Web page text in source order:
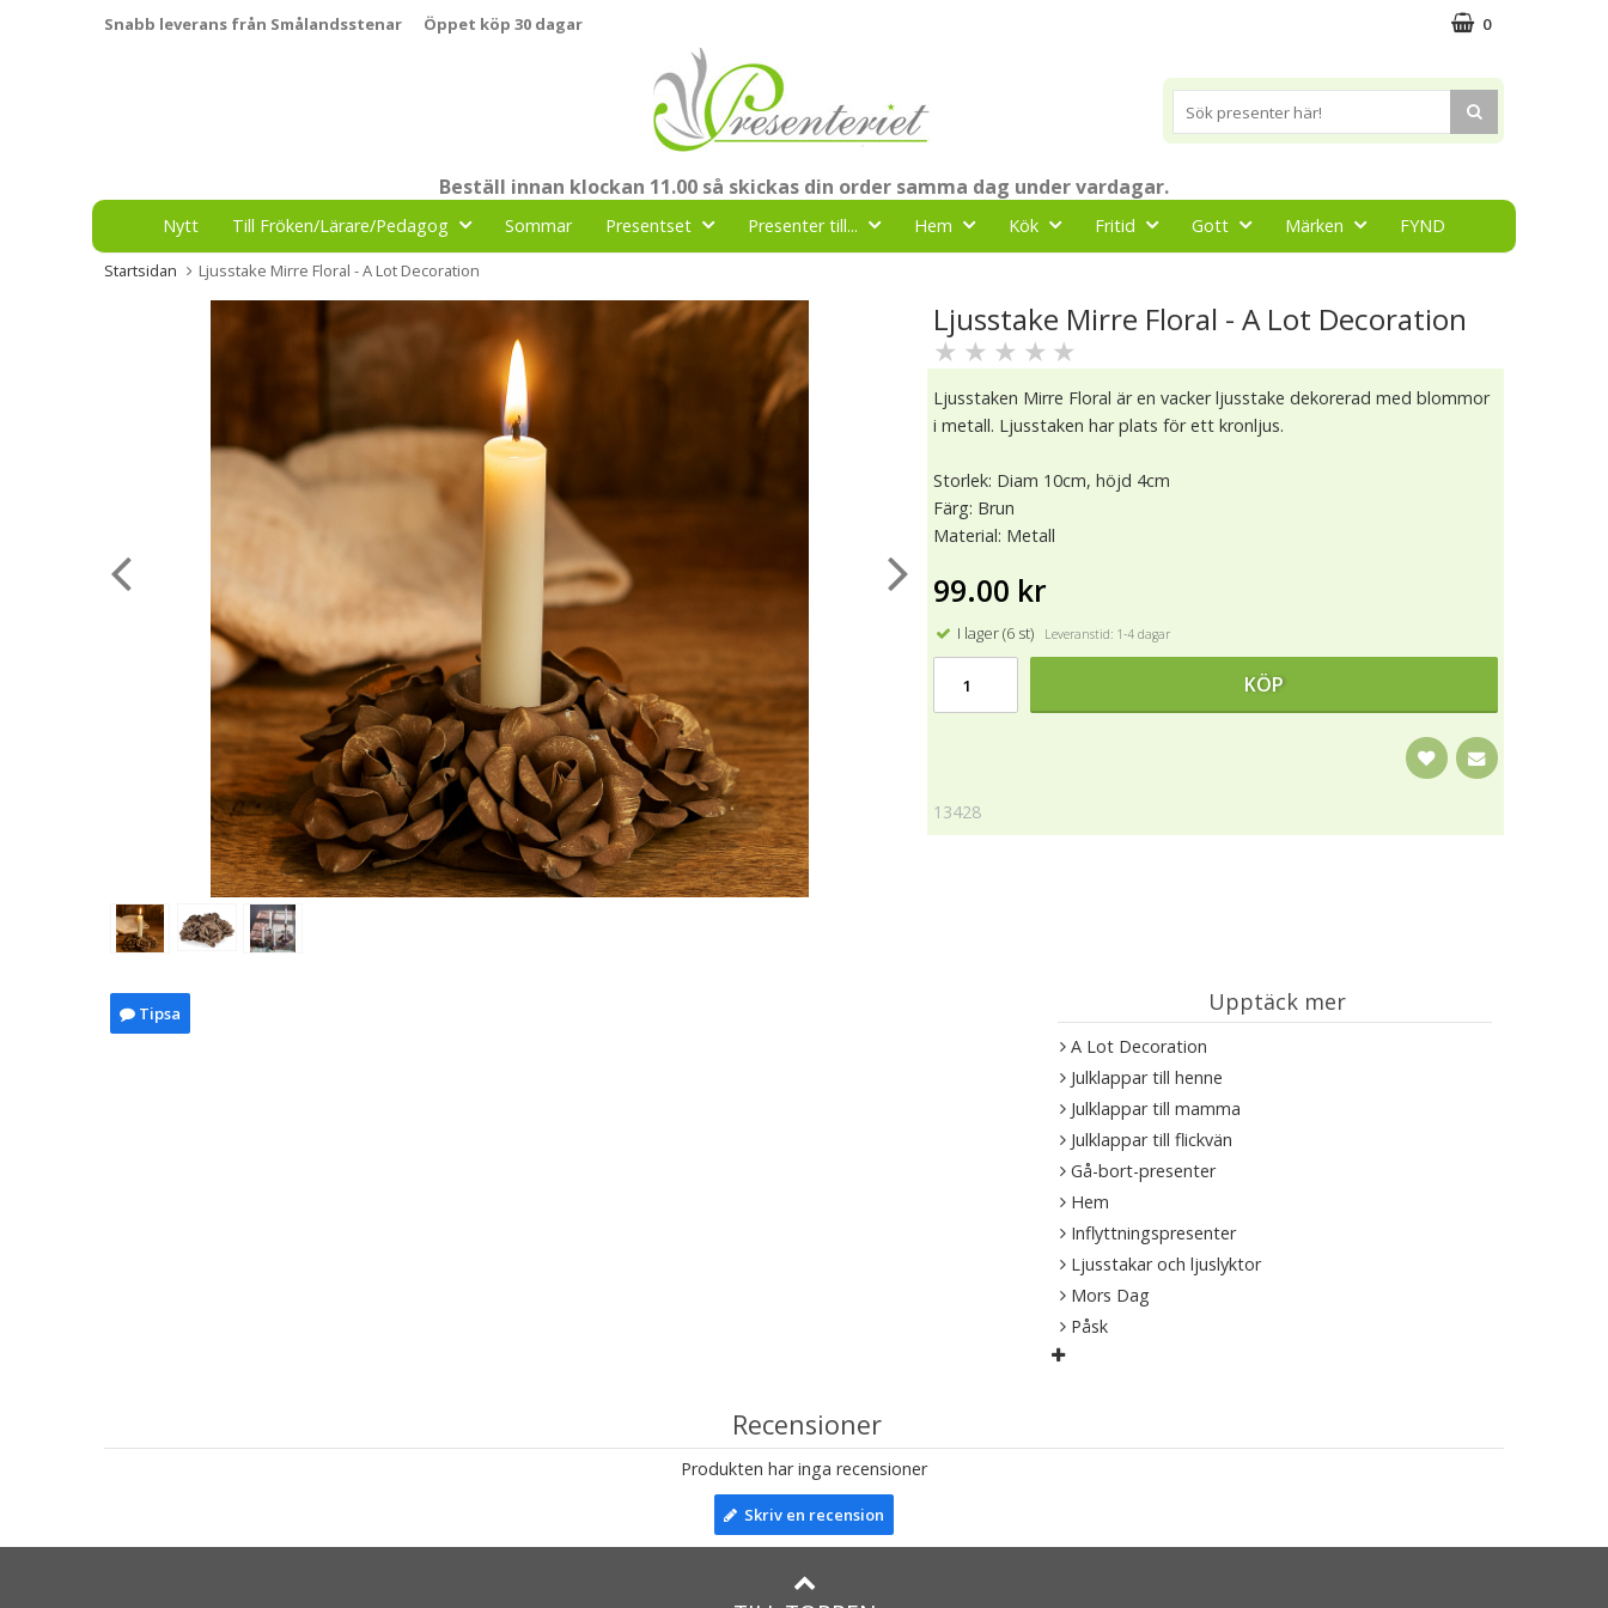
Snabb leverans från Smålandsstenar Öppet köp 30 dagar 0
Beställ innan klockan 11.00 så skickas din order samma dag under vardagar.
Nytt Till Fröken/Lärare/Pedagog Sommar Presentset Presenter till... Hem Kök Fritid Gott Märken FYND
Startsidan Ljusstake Mirre Floral - A Lot Decoration
Ljusstake Mirre Floral - A Lot Decoration
★ ★ ★ ★ ★
Ljusstaken Mirre Floral är en vacker ljusstake dekorerad med blommor
i metall. Ljusstaken har plats för ett kronljus.
Storlek: Diam 10cm, höjd 4cm
Färg: Brun
Material: Metall
99.00 kr
I lager (6 st) Leveranstid: 1-4 dagar
KÖP
13428
Tipsa Upptäck mer
A Lot Decoration
Julklappar till henne
Julklappar till mamma
Julklappar till flickvän
Gå-bort-presenter
Hem
Inflyttningspresenter
Ljusstakar och ljuslyktor
Mors Dag
Påsk
Recensioner
Produkten har inga recensioner
Skriv en recension